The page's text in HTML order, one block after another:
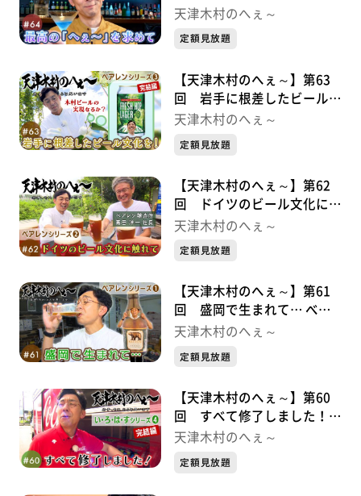
て エミシとアイヌシリーズ➀
天津木村のへぇ～
定額見放題
【天津木村のへぇ～】第63
回 岩手に根差したビール文
化を！ べアレンシリーズ③
天津木村のへぇ～
定額見放題
【天津木村のへぇ～】第62
回 ドイツのビール文化に触
れて べアレンシリーズ②
天津木村のへぇ～
定額見放題
【天津木村のへぇ～】第61
回 盛岡で生まれて… べア
レンシリーズ➀
天津木村のへぇ～
定額見放題
【天津木村のへぇ～】第60
回 すべて修了しました！
い・ろ・は・すシリーズ➃完
天津木村のへぇ～
定額見放題